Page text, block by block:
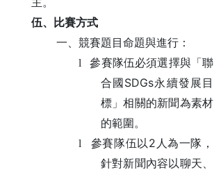
主。
伍、比賽方式
一、競賽題目命題與進行：
l
參賽隊伍必須選擇與「聯
合國 SDGs永續發展目
標」相關的新聞為素材
的範圍。
l
參賽隊伍以 2 人為一隊，
針對新聞內容以聊天、